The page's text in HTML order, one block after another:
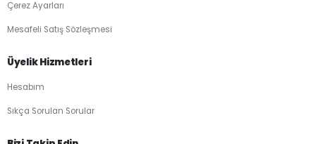
Çerez Ayarları
Mesafeli Satış Sözleşmesi
Üyelik Hizmetleri
Hesabım
Sıkça Sorulan Sorular